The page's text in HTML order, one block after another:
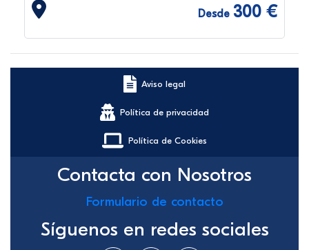
Desde 300 €
Aviso legal
Política de privacidad
Política de Cookies
Contacta con Nosotros
Formulario de contacto
Síguenos en redes sociales